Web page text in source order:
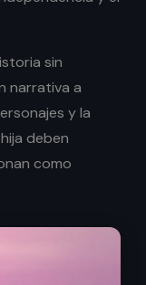
sin
narrativa a
y la
deben
como